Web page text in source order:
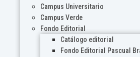
Campus Universitario
Campus Verde
Fondo Editorial
Catálogo editorial
Fondo Editorial Pascual